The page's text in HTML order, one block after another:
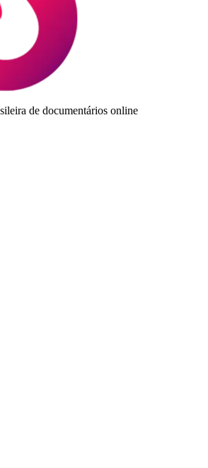
de documentários online